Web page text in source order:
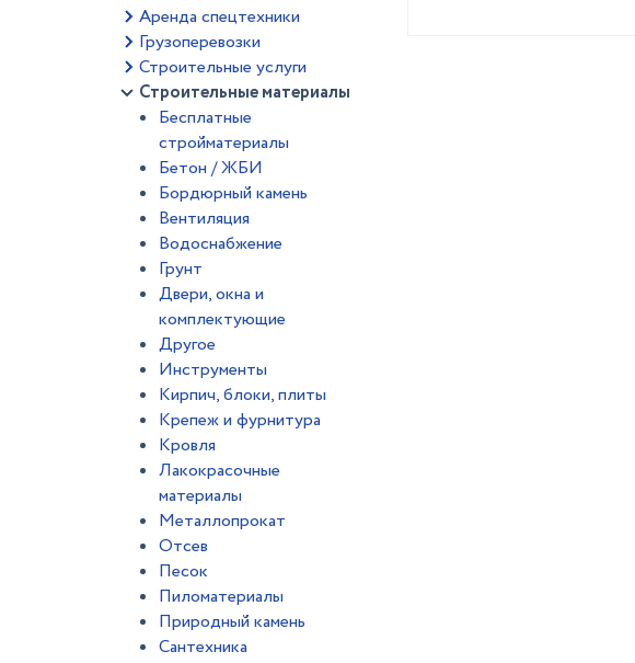
Аренда спецтехники
Грузоперевозки
Строительные услуги
Строительные материалы
Бесплатные
стройматериалы
Бетон / ЖБИ
Бордюрный камень
Вентиляция
Водоснабжение
Грунт
Двери, окна и
комплектующие
Другое
Инструменты
Кирпич, блоки, плиты
Крепеж и фурнитура
Кровля
Лакокрасочные
материалы
Металлопрокат
Отсев
Песок
Пиломатериалы
Природный камень
Сантехника